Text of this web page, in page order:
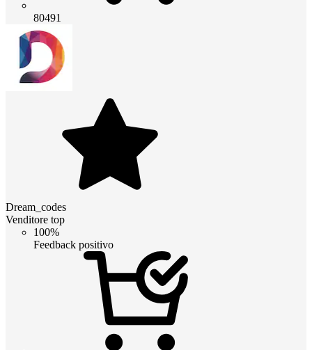
80491
Dream_codes
Venditore top
100%
Feedback positivo